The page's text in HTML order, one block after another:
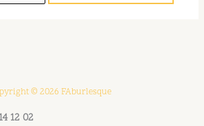
© 2026 FAburlesque
12 02